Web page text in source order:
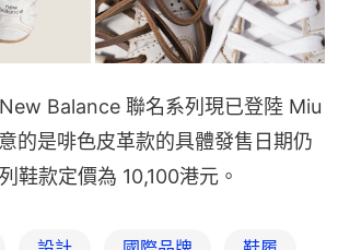
Balance 聯名系列現已登陸 Miu
的是啡色皮革款的具體發售日期仍
鞋款定價為 10,100港元。